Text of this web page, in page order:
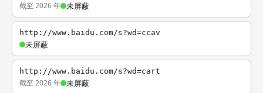
截至 2026 年 未屏蔽
http://www.baidu.com/s?wd=ccav
未屏蔽
http://www.baidu.com/s?wd=cart
截至 2026 年 未屏蔽